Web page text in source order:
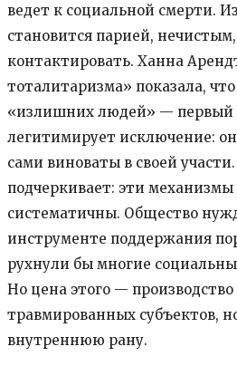
ведет к социальной смерти.
становится парией,
контактировать. Ханна
тоталитаризма» показала,
«излишних людей» — первый
легитимирует исключение:
сами виноваты в своей
подчеркивает: эти
систематичны. Общество
инструменте поддержания
рухнули бы многие
Но цена этого —
травмированных субъектов,
внутреннюю рану.